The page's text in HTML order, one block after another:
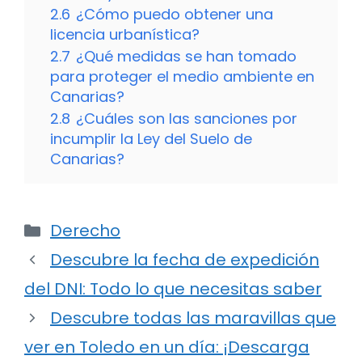
2.6 ¿Cómo puedo obtener una
licencia urbanística?
2.7 ¿Qué medidas se han tomado
para proteger el medio ambiente en
Canarias?
2.8 ¿Cuáles son las sanciones por
incumplir la Ley del Suelo de
Canarias?
Categorías
Derecho
Descubre la fecha de expedición
del DNI: Todo lo que necesitas saber
Descubre todas las maravillas que
ver en Toledo en un día: ¡Descarga